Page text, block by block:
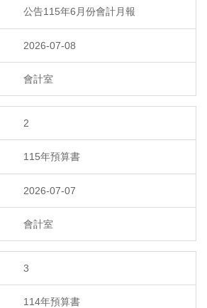
公告115年6月份會計月報
2026-07-08
會計室
2
115年預算書
2026-07-07
會計室
3
114年預算書